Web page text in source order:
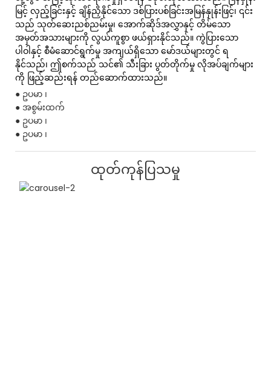
မြင့် လှည့်ခြင်းနှင့် ချိန်ညှိနိုင်သော ဒစ်ပြားပစ်ခြင်းအမြန်နှုန်းဖြင့်၊ ၎င်း
သည် သုတ်ဆေးညစ်ညမ်းမှု၊ အောက်ဆိုဒ်အလွှာနှင့် တိမ်သော
အမှတ်အသားများကို လွယ်ကူစွာ ဖယ်ရှားနိုင်သည်။ ကွဲပြားသော
ပါဝါနှင့် စီမံဆောင်ရွက်မှု အကျယ်ရှိသော မော်ဒယ်များတွင် ရ
နိုင်သည်၊ ဤစက်သည် သင်၏ သီးခြား ပွတ်တိုက်မှု လိုအပ်ချက်များ
ကို ဖြည့်ဆည်းရန် တည်ဆောက်ထားသည်။
● ဥပမာ ၊
● အစွမ်းထက်
● ဥပမာ ၊
● ဥပမာ ၊
ထုတ်ကုန်ပြသမှု